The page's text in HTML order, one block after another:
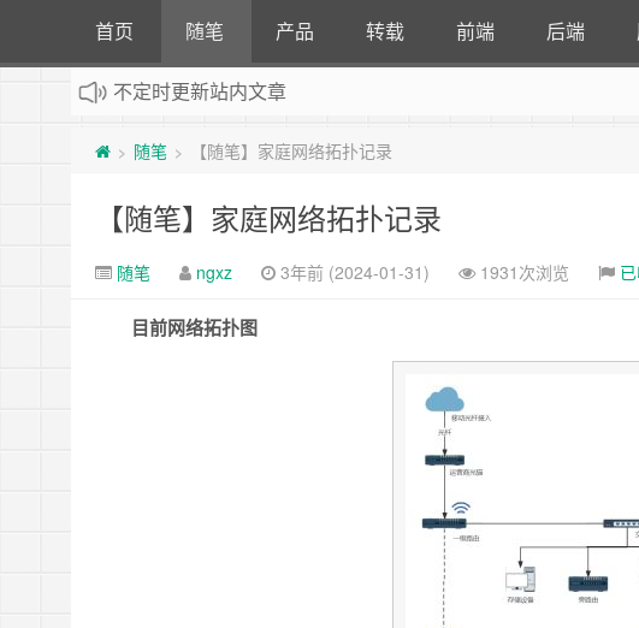
首页 随笔 产品 转载 前端 后端
：计算机专业自考看题小站，详情请点击
> 随笔 > 【随笔】家庭网络拓扑记录
【随笔】家庭网络拓扑记录
随笔 ngxz 3年前 (2024-01-31) 1931次浏览
目前网络拓扑图